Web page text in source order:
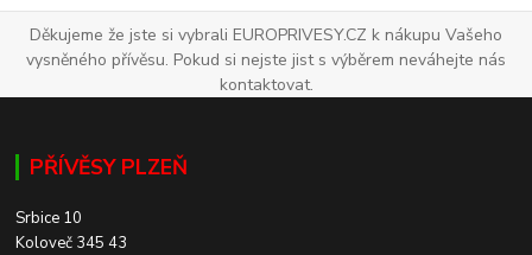
Děkujeme že jste si vybrali EUROPRIVESY.CZ k nákupu Vašeho
vysněného přívěsu. Pokud si nejste jist s výběrem neváhejte nás
kontaktovat.
PŘÍVĚSY PLZEŇ
Srbice 10
Koloveč 345 43